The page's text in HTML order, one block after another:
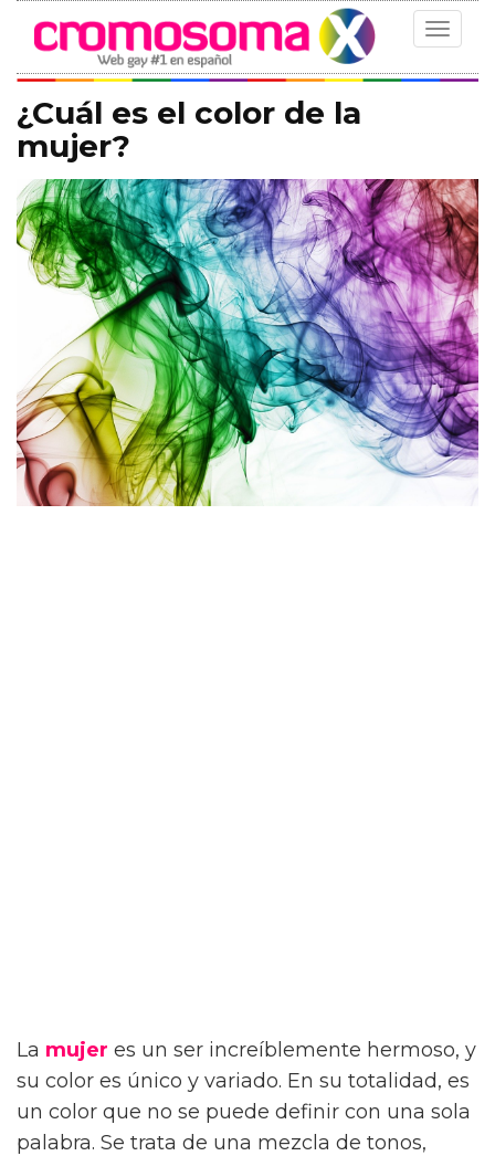
Toggle
¿Cuál es el color de la
mujer?
La mujer es un ser increíblemente hermoso, y
su color es único y variado. En su totalidad, es
un color que no se puede definir con una sola
palabra. Se trata de una mezcla de tonos,